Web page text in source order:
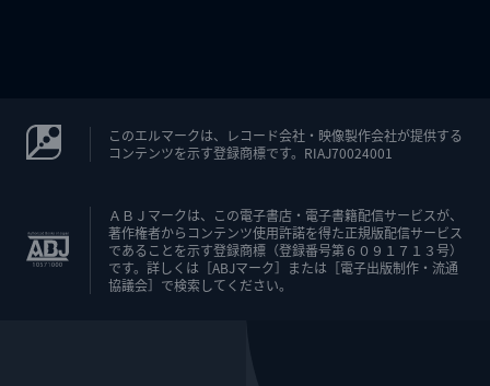
このエルマークは、レコード会社・映像製作会社が提供する
コンテンツを示す登録商標です。RIAJ70024001
ＡＢＪマークは、この電子書店・電子書籍配信サービスが、
著作権者からコンテンツ使用許諾を得た正規版配信サービス
であることを示す登録商標（登録番号第６０９１７１３号）
です。詳しくは［ABJマーク］または［電子出版制作・流通
協議会］で検索してください。